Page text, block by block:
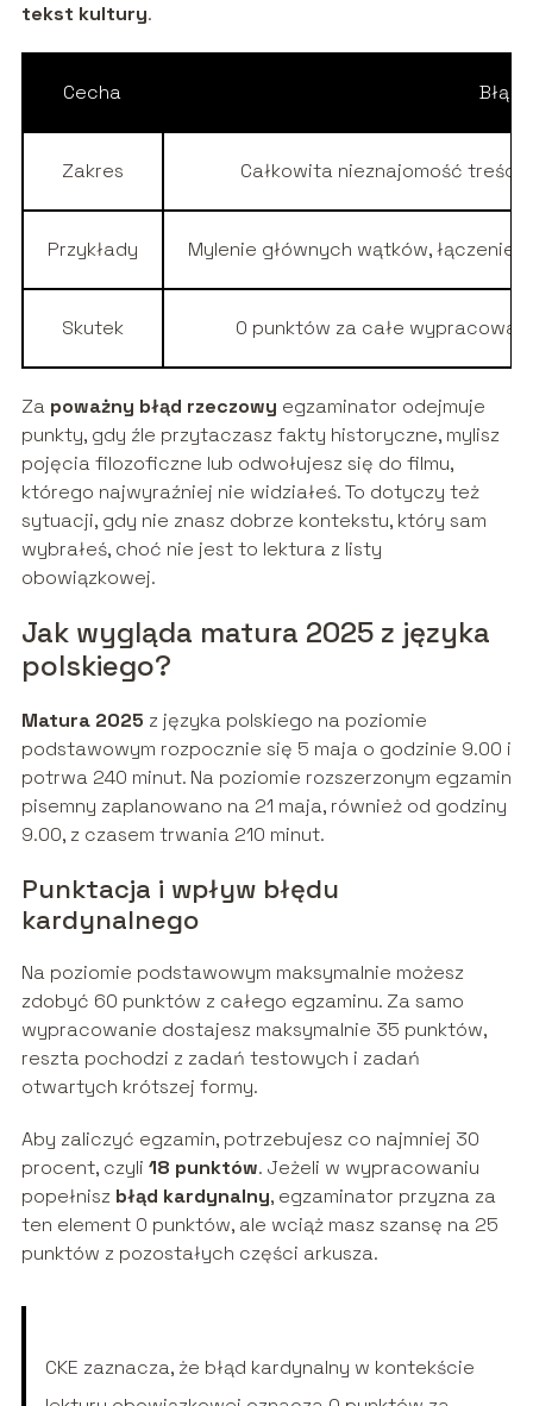
tekst kultury.
Cecha Błąd
Zakres Całkowita nieznajomość
Przykłady Mylenie głównych wątków,
Skutek 0 punktów za całe
Za poważny błąd rzeczowy egzaminator odejmuje
punkty, gdy źle przytaczasz fakty historyczne, mylisz
pojęcia filozoficzne lub odwołujesz się do filmu,
którego najwyraźniej nie widziałeś. To dotyczy też
sytuacji, gdy nie znasz dobrze kontekstu, który sam
wybrałeś, choć nie jest to lektura z listy
obowiązkowej.
Jak wygląda matura 2025 z języka
polskiego?
Matura 2025 z języka polskiego na poziomie
podstawowym rozpocznie się 5 maja o godzinie 9.00 i
potrwa 240 minut. Na poziomie rozszerzonym egzamin
pisemny zaplanowano na 21 maja, również od godziny
9.00, z czasem trwania 210 minut.
Punktacja i wpływ błędu
kardynalnego
Na poziomie podstawowym maksymalnie możesz
zdobyć 60 punktów z całego egzaminu. Za samo
wypracowanie dostajesz maksymalnie 35 punktów,
reszta pochodzi z zadań testowych i zadań
otwartych krótszej formy.
Aby zaliczyć egzamin, potrzebujesz co najmniej 30
procent, czyli 18 punktów. Jeżeli w wypracowaniu
popełnisz błąd kardynalny, egzaminator przyzna za
ten element 0 punktów, ale wciąż masz szansę na 25
punktów z pozostałych części arkusza.
CKE zaznacza, że błąd kardynalny w kontekście